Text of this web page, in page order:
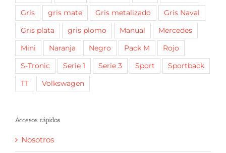
Gris gris mate Gris metalizado Gris Naval
Gris plata gris plomo Manual Mercedes
Mini Naranja Negro Pack M Rojo
S-Tronic Serie 1 Serie 3 Sport Sportback
TT Volkswagen
Accesos rápidos
Nosotros